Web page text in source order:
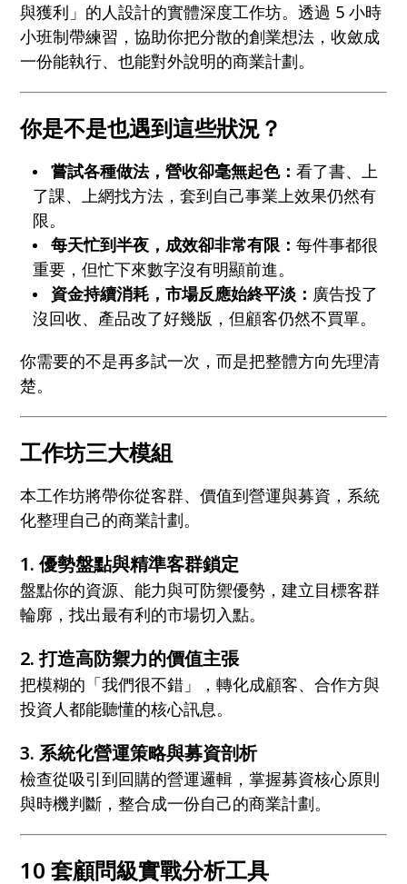
與獲利」的人設計的實體深度工作坊。透過 5 小時
小班制帶練習，協助你把分散的創業想法，收斂成
一份能執行、也能對外說明的商業計劃。
你是不是也遇到這些狀況？
嘗試各種做法，營收卻毫無起色：看了書、上
了課、上網找方法，套到自己事業上效果仍然有
限。
每天忙到半夜，成效卻非常有限：每件事都很
重要，但忙下來數字沒有明顯前進。
資金持續消耗，市場反應始終平淡： 廣告投了
沒回收、產品改了好幾版，但顧客仍然不買單。
你需要的不是再多試一次，而是把整體方向先理清
楚。
工作坊三大模組
本工作坊將帶你從客群、價值到營運與募資，系統
化整理自己的商業計劃。
1. 優勢盤點與精準客群鎖定
盤點你的資源、能力與可防禦優勢，建立目標客群
輪廓，找出最有利的市場切入點。
2. 打造高防禦力的價值主張
把模糊的「我們很不錯」，轉化成顧客、合作方與
投資人都能聽懂的核心訊息。
3. 系統化營運策略與募資剖析
檢查從吸引到回購的營運邏輯，掌握募資核心原則
與時機判斷，整合成一份自己的商業計劃。
10 套顧問級實戰分析工具